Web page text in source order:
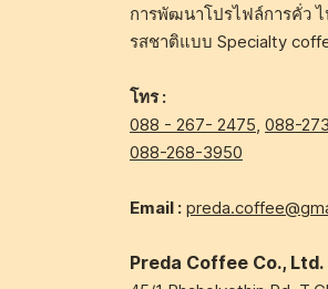
การพัฒนาโปรไฟล์การคั่ว
รสชาติแบบ Specialty
โทร :
088 - 267- 2475 088-
088-268-3950
Email :
Preda Coffee Co., Ltd.